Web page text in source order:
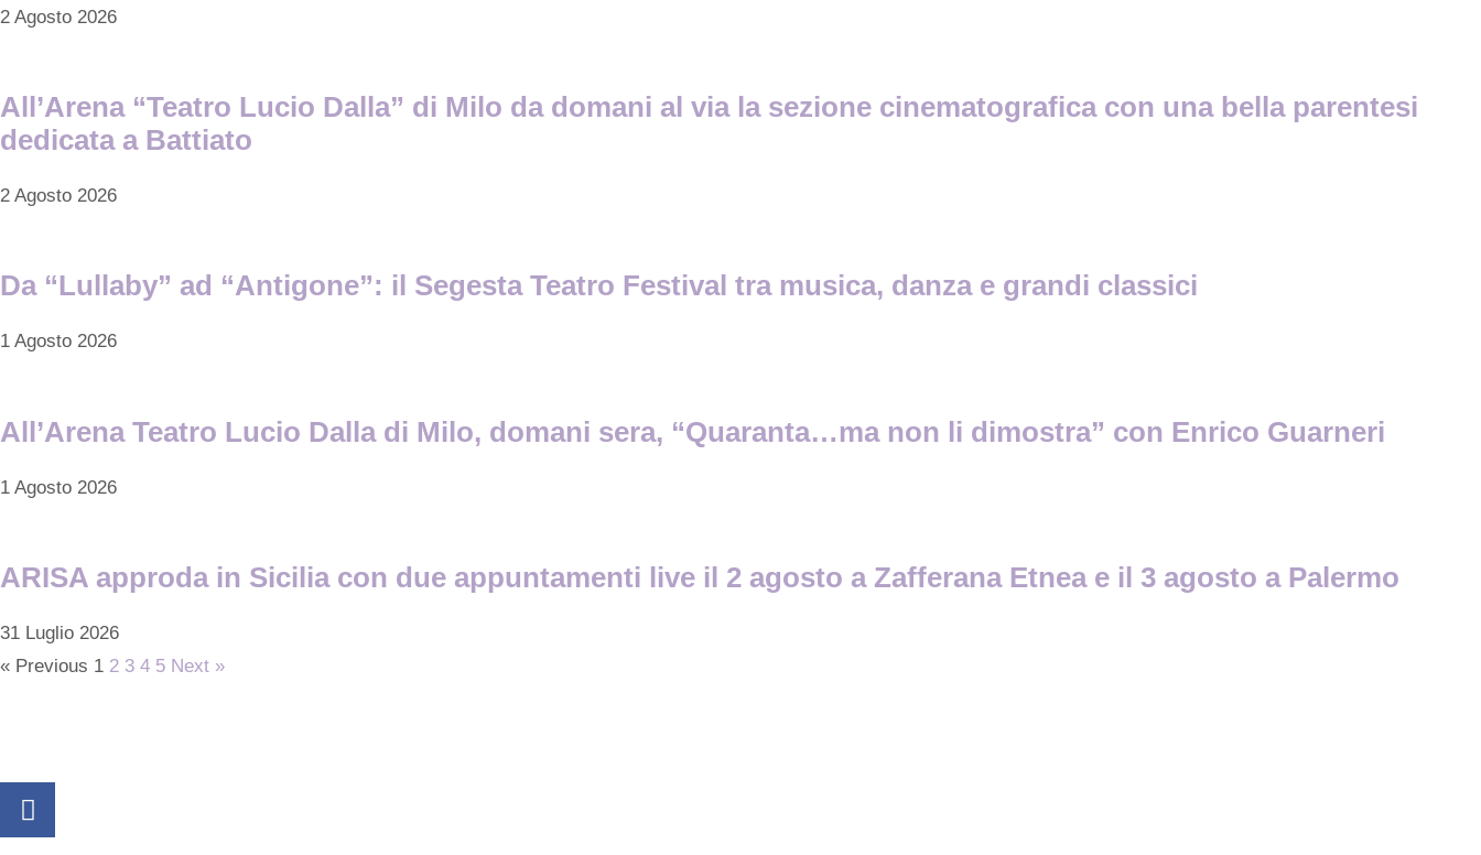
2 Agosto 2026
All’Arena “Teatro Lucio Dalla” di Milo da domani al via la sezione cinematografica con una bella parentesi
dedicata a Battiato
2 Agosto 2026
Da “Lullaby” ad “Antigone”: il Segesta Teatro Festival tra musica, danza e grandi classici
1 Agosto 2026
All’Arena Teatro Lucio Dalla di Milo, domani sera, “Quaranta…ma non li dimostra” con Enrico Guarneri
1 Agosto 2026
ARISA approda in Sicilia con due appuntamenti live il 2 agosto a Zafferana Etnea e il 3 agosto a Palermo
31 Luglio 2026
« Previous 1 2 3 4 5 Next »